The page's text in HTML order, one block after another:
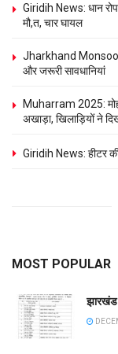
Giridih News: धान
मौ,त, चार घायल
Jharkhand
और जरूरी सावधानियां
Muharram 2025:
अखाड़ा, खिलाड़‍ियों ने
Giridih News: हीटर
MOST POPULAR
झारखंड